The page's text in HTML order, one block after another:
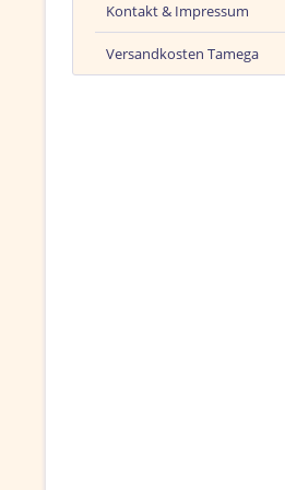
Kontakt & Impressum
Versandkosten Tamega